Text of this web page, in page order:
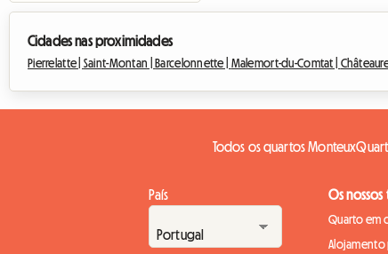
Cidades nas proximidades
Pierrelatte | Saint-Montan | Barcelonnette | Malemort-du-Comtat |
Todos os quartos Monteux
País Os
Quarto em